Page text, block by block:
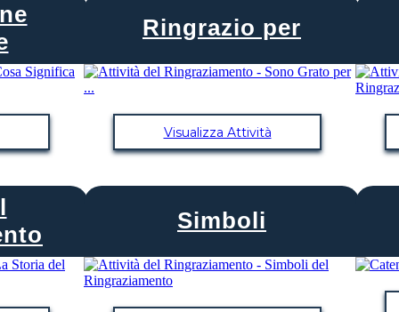
Ringrazio per
Visualizza Attività
Simboli